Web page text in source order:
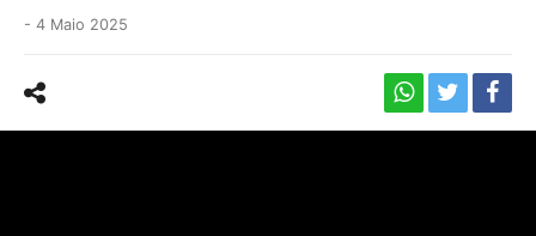
- 4 Maio 2025